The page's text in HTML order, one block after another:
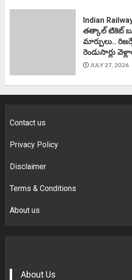
Indian
తత్కాల్‌ టికెట్‌
మార్పులు..
రెండుసార్లు
JULY 27, 2026
Contact us
Privacy Policy
Disclaimer
Terms & Conditions
About us
About Us